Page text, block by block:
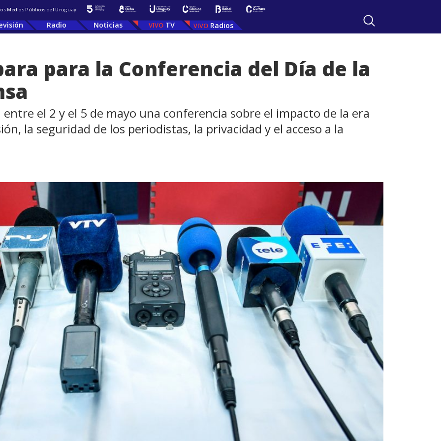
Medios Públicos del Uruguay
Radio Noticias TV Radios
para la Conferencia del Día de la
el 2 y el 5 de mayo una conferencia sobre el impacto de la era
la seguridad de los periodistas, la privacidad y el acceso a la